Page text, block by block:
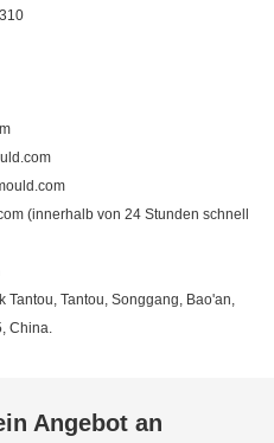
(innerhalb von 24 Stunden schnell
Tantou, Tantou, Songgang, Bao'an,
China.
Angebot an